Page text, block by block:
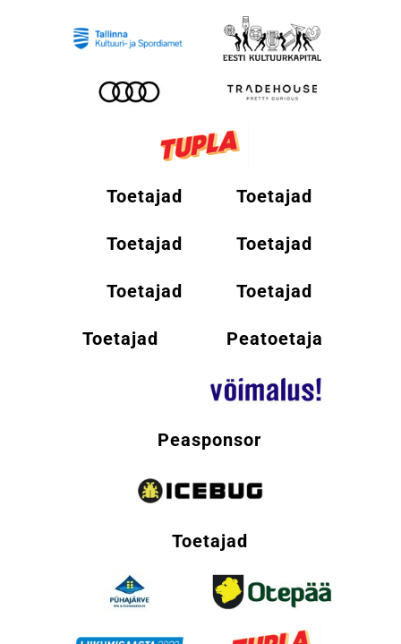
Toetajad Toetajad
Toetajad Toetajad
Toetajad Toetajad
Toetajad Peatoetaja
Peasponsor
Toetajad